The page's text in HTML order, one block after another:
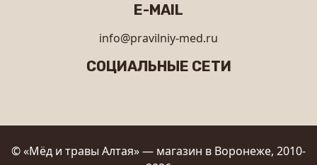
E-MAIL
info@pravilniy-med.ru
СОЦИАЛЬНЫЕ СЕТИ
© «Мёд и травы Алтая» — магазин в Воронеже, 2010-